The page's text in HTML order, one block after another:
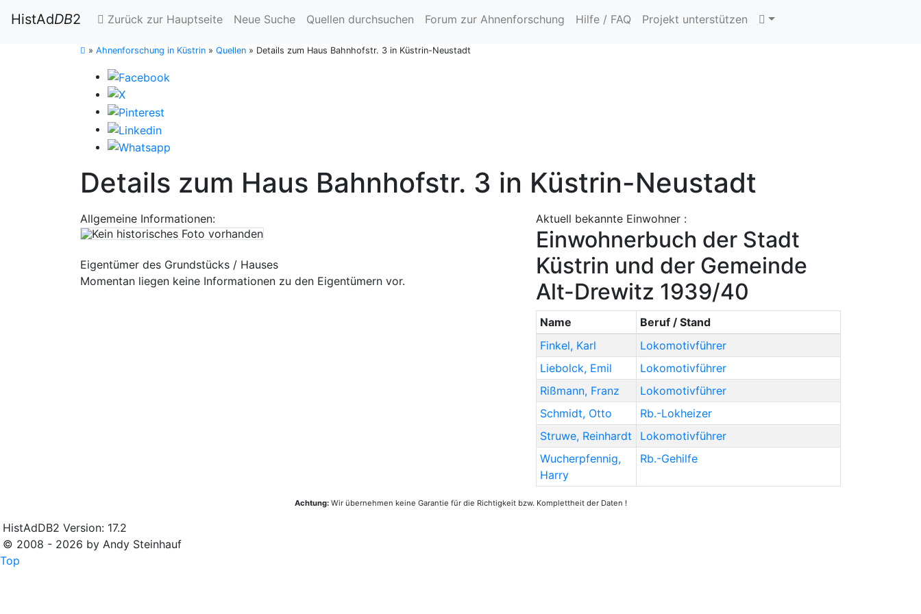
HistAdDB2 Zurück zur Hauptseite Neue Suche Quellen durchsuchen Forum zur Ahnenforschung Hilfe / FAQ Projekt unterstützen
» Ahnenforschung in Küstrin » Quellen » Details zum Haus Bahnhofstr. 3 in Küstrin-Neustadt
Details zum Haus Bahnhofstr. 3 in Küstrin-Neustadt
Allgemeine Informationen:
Eigentümer des Grundstücks / Hauses
Momentan liegen keine Informationen zu den Eigentümern vor.
Aktuell bekannte Einwohner :
Einwohnerbuch der Stadt
Küstrin und der Gemeinde
Alt-Drewitz 1939/40
Name
Beruf / Stand
Finkel, Karl
Lokomotivführer
Liebolck, Emil
Lokomotivführer
Rißmann, Franz
Lokomotivführer
Schmidt, Otto
Rb.-Lokheizer
Struwe, Reinhardt
Lokomotivführer
Wucherpfennig,
Harry
Rb.-Gehilfe
Achtung:Wir übernehmen keine Garantie für die Richtigkeit bzw. Komplettheit der Daten !
HistAdDB2 Version: 17.2
© 2008 - 2026 by Andy Steinhauf
Top